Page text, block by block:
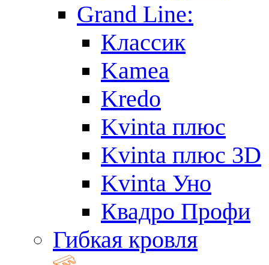
Grand Line:
Классик
Kamea
Kredo
Kvinta плюс
Kvinta плюс 3D
Kvinta Уно
Квадро Профи
Гибкая кровля